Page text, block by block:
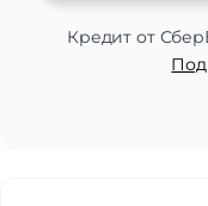
Кредит от